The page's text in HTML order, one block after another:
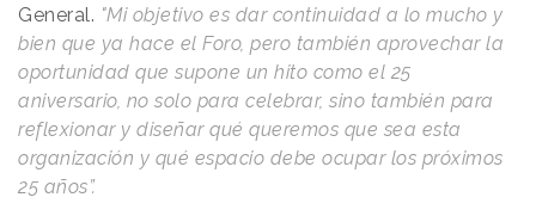
General. "Mi objetivo es dar continuidad a lo mucho y
bien que ya hace el Foro, pero también aprovechar la
oportunidad que supone un hito como el 25
aniversario, no solo para celebrar, sino también para
reflexionar y diseñar qué queremos que sea esta
organización y qué espacio debe ocupar los próximos
25 años”.